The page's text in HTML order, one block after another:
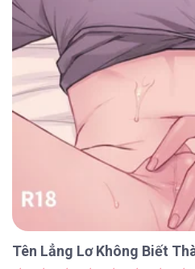
Tên Lẳng Lơ Không Biết